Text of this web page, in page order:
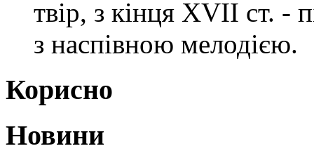
твір, з кінця XVII ст. -
з наспівною мелодією.
Корисно
Новини